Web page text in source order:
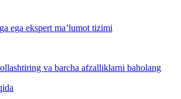
ega ekspert ma’lumot tizimi
va barcha afzalliklarni baholang